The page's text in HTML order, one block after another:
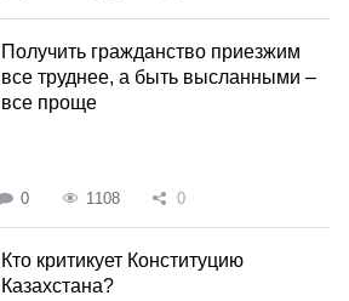
Получить гражданство приезжим
все труднее, а быть высланными –
все проще
0 1108 0
Кто критикует Конституцию
Казахстана?